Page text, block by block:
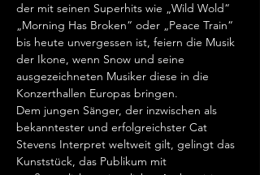
der mit seinen Superhits wie „Wild Wold“
„Morning Has Broken“ oder „Peace Train“
bis heute unvergessen ist, feiern die Musik
der Ikone, wenn Snow und seine
ausgezeichneten Musiker diese in die
Konzerthallen Europas bringen.
Dem jungen Sänger, der inzwischen als
bekanntester und erfolgreichster Cat
Stevens Interpret weltweit gilt, gelingt das
Kunststück, das Publikum mit